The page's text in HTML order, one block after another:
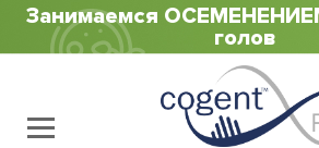
Занимаемся
голов